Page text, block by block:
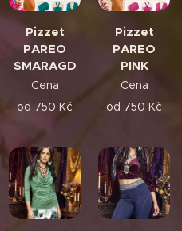
Pizzet
PAREO
SMARAGD
Cena
od 750 Kč
Pizzet
PAREO
PINK
Cena
od 750 Kč